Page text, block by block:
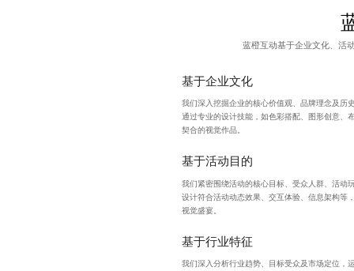
蓝橙互动基于企业文化、活
基于企业文化
我们深入挖掘企业的核心价值观、品牌理念及历
通过专业的设计技能，如色彩搭配、图形创意、
契合的视觉作品。
基于活动目的
我们紧密围绕活动的核心目标、受众人群、活动
设计符合活动动态效果、交互体验、信息架构等
视觉盛宴。
基于行业特征
我们深入分析行业趋势、目标受众及市场定位，